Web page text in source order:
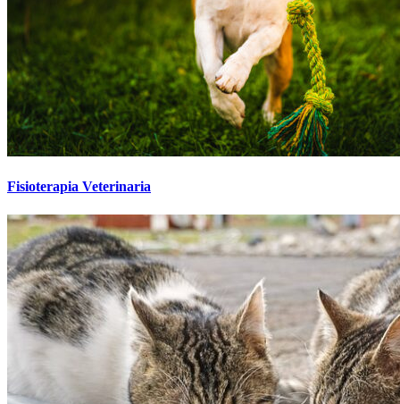
Fisioterapia Veterinaria